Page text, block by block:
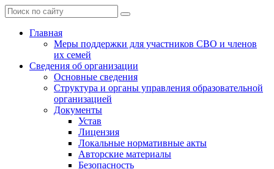
Главная
Меры поддержки для участников СВО и членов
их семей
Сведения об организации
Основные сведения
Структура и органы управления образовательной
организацией
Документы
Устав
Лицензия
Локальные нормативные акты
Авторские материалы
Безопасность